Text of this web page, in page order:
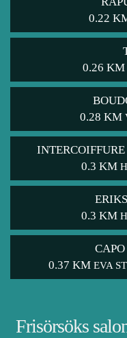
0.22
0.26 KM
0.28 KM
0.3 KM
0.3 KM
0.37 KM EVA
Frisörsöks